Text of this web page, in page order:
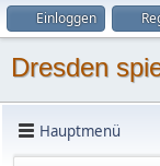
Einloggen
Dresden
Hauptmenü